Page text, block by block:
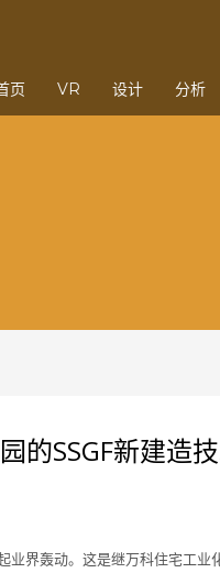
页 VR 设计 分析
的SSGF新建造
界轰动。这是继万科住宅工